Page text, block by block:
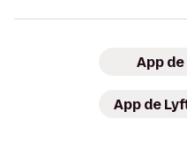
App
App de